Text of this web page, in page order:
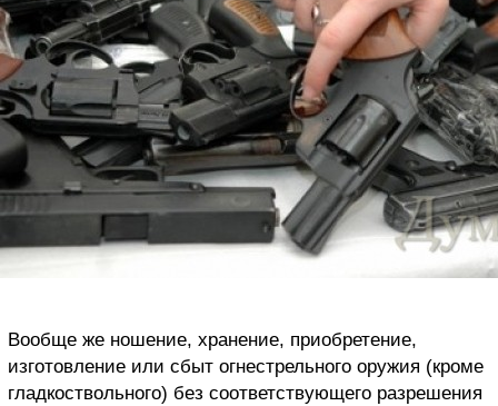
Вообще же ношение, хранение, приобретение,
изготовление или сбыт огнестрельного оружия (кроме
гладкоствольного) без соответствующего разрешения